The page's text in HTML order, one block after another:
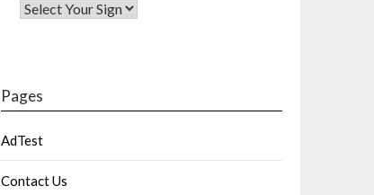
Pages
AdTest
Contact Us